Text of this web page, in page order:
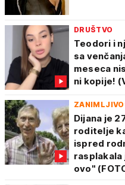
DRUŠTVO
Teodori i
sa
meseca
ni kopije!
Dijana je
roditelje
ispred
rasplakala
ovo"